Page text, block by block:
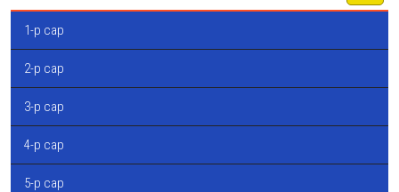
1-р сар
2-р сар
3-р сар
4-р сар
5-р сар